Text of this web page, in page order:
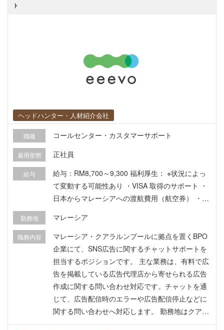
等の当事者に対するサポートおよび事象把握のた
めの詳細なヒアリング（電話・メール・チャッ
ト） ・エスカレーション・アカウント措置： イン
専門チーム（L1/L2から上がってくる）へのエスカ
レーション、ガイドラインに基づくアカウント制
限・措置の判断 ・ナレッジ共有・研修対応： チー
ム内での最新情報の共有、業務プロセスの標準
ト
ヘッドハンター・人材紹介会社
職種 コールセンター・カスタマーサポート
雇用形態 正社員
給与
給与：RM8,700～9,300 福利厚生： ※状況によっ
て変動する可能性あり ・VISA 取得のサポート ・
日本からマレーシアへの渡航費用（航空券） ・マ
歩5-8分程度 ・Medical Leave （病気休暇）8日 ・
AV Leave（有給 or バケーション休暇）19日 ・入
院休暇 87日 ・保険加入 AIA insurance ※外来規定
（入院については別途保険がございます） ・一回
診療の保証上限額RM300 ・個人負担額一律RM25
（オンライン診療の場合RM0） ・一年間の最大保
証額RM2,000
勤務地 マレーシア
職務内容
マレーシア・クアラルンプールに拠点を置くBPO
企業にて、SNS広告に関するチャットサポートを
担当するポジションです。 主な業務は、有料で広
告を掲載している広告代理店から寄せられる広告
作成に関する問い合わせ対応です。チャットを通
じて、広告配信時のエラーや広告配信停止などに
関する問い合わせへ対応します。 勤務地はクアラ
ルンプールで、24時間シフト制による勤務です。